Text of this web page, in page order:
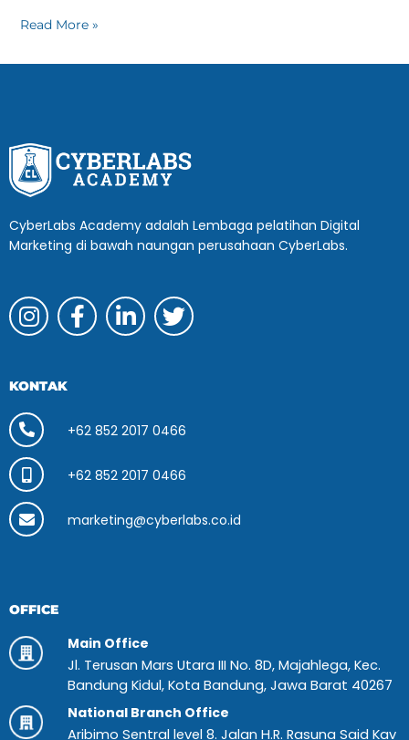
Read More »
CyberLabs Academy adalah Lembaga pelatihan Digital
Marketing di bawah naungan perusahaan CyberLabs.
KONTAK
+62 852 2017 0466
+62 852 2017 0466
marketing@cyberlabs.co.id
OFFICE
Main Office
Jl. Terusan Mars Utara III No. 8D, Majahlega, Kec.
Bandung Kidul, Kota Bandung, Jawa Barat 40267
National Branch Office
Aribimo Sentral level 8. Jalan H.R. Rasuna Said Kav